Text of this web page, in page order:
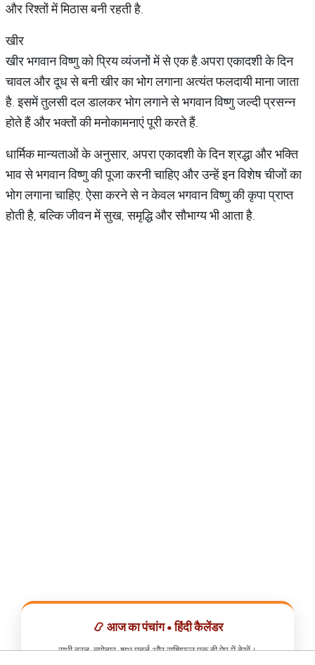
और रिश्तों में मिठास बनी रहती है.
खीर
खीर भगवान विष्णु को प्रिय व्यंजनों में से एक है.अपरा एकादशी के दिन
चावल और दूध से बनी खीर का भोग लगाना अत्यंत फलदायी माना जाता
है. इसमें तुलसी दल डालकर भोग लगाने से भगवान विष्णु जल्दी प्रसन्न
होते हैं और भक्तों की मनोकामनाएं पूरी करते हैं.
धार्मिक मान्यताओं के अनुसार, अपरा एकादशी के दिन श्रद्धा और भक्ति
भाव से भगवान विष्णु की पूजा करनी चाहिए और उन्हें इन विशेष चीजों का
भोग लगाना चाहिए. ऐसा करने से न केवल भगवान विष्णु की कृपा प्राप्त
होती है, बल्कि जीवन में सुख, समृद्धि और सौभाग्य भी आता है.
📿 आज का पंचांग • हिंदी कैलेंडर
सभी व्रत, त्योहार, शुभ मुहूर्त और राशिफल एक ही ऐप में देखें।